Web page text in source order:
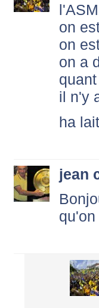
on
on
on a
il n'y
ha
jean